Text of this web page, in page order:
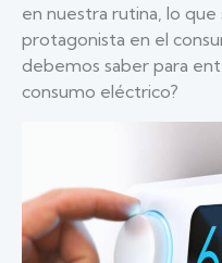
en nuestra rutina, lo
protagonista en el
debemos saber para
consumo eléctrico?